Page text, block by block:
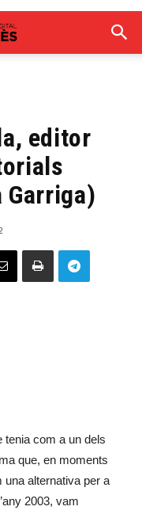
editor
Garriga)
tenia com a un dels
que, en moments
una alternativa per a
2003, vam